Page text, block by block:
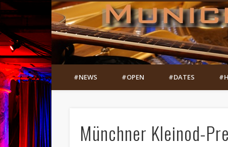
#NEWS #OPEN #DATES
Münchner Kleinod-